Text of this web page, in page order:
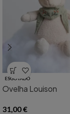
ESGOTADO
Ovelha Louison
31,00€